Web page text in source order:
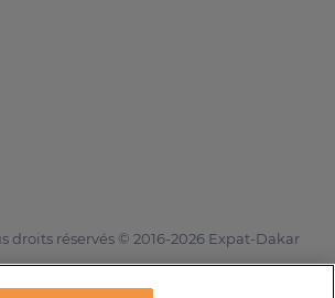
droits réservés © 2016-2026 Expat-Dakar